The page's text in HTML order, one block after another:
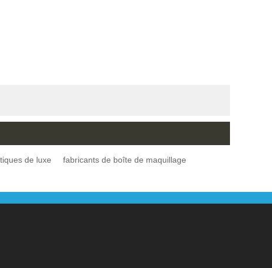
de luxe
fabricants de boîte de maquillage